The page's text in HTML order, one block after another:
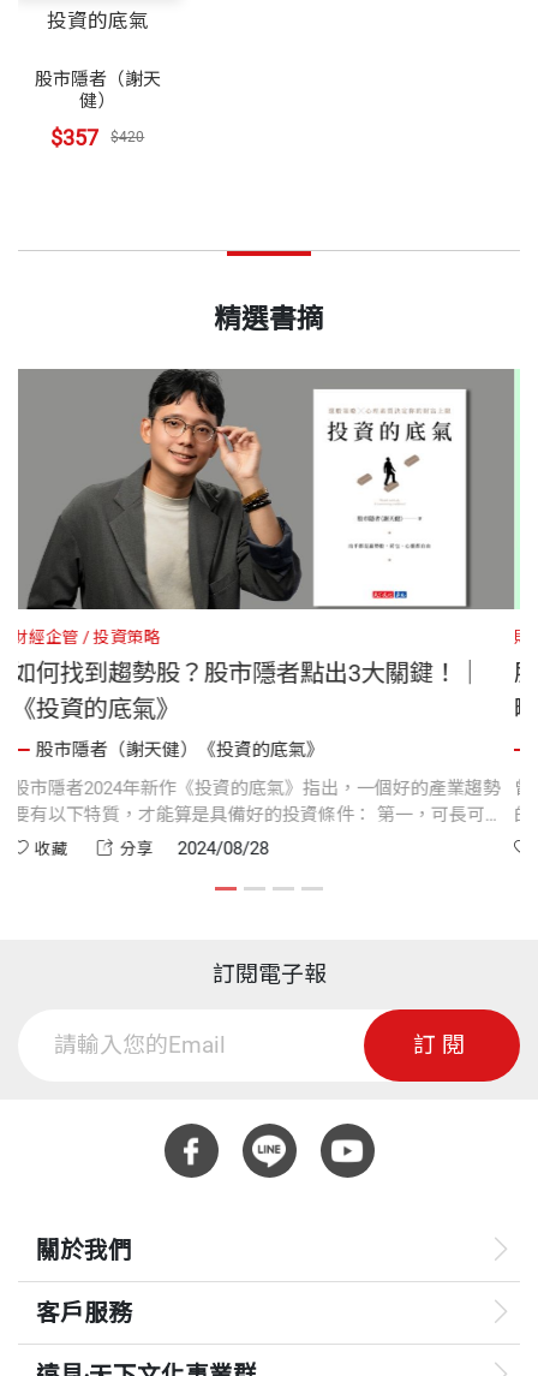
投資的底氣
股市隱者（謝天
健）
$357 $420
精選書摘
三倍」股市
本無歸｜
年賺三倍的資產
定為三年賺一
的報酬、不要過
財經企管
如何找到趨勢股？股市隱者點出3大
《投資的底氣》
股市隱者（謝天健）《投資的底氣》
股市隱者2024年新作《投資的底氣》指出，一個
要有以下特質，才能算是具備好的投資條件：
久，未來市場成長期達三年以上；第二，進入門
收藏 分享
訂閱電子報
訂閱
關於我們
客戶服務